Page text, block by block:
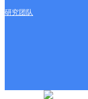
研究团队